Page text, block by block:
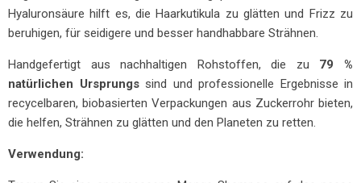
Hyaluronsäure hilft es, die Haarkutikula zu glätten und Frizz zu
beruhigen, für seidigere und besser handhabbare Strähnen.
Handgefertigt aus nachhaltigen Rohstoffen, die zu 79 %
natürlichen Ursprungssind und professionelle Ergebnisse in
recycelbaren, biobasierten Verpackungen aus Zuckerrohr bieten,
die helfen, Strähnen zu glätten und den Planeten zu retten.
Verwendung: